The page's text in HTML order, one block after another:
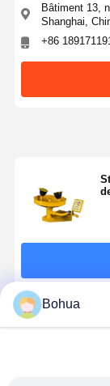
Station de
Laver à l'
Rinçage
Pièces de
Bâtiment 13,
Shanghai,
+86
Produits
Bohua